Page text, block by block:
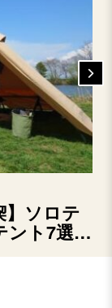
】ソロテ
ント7選を